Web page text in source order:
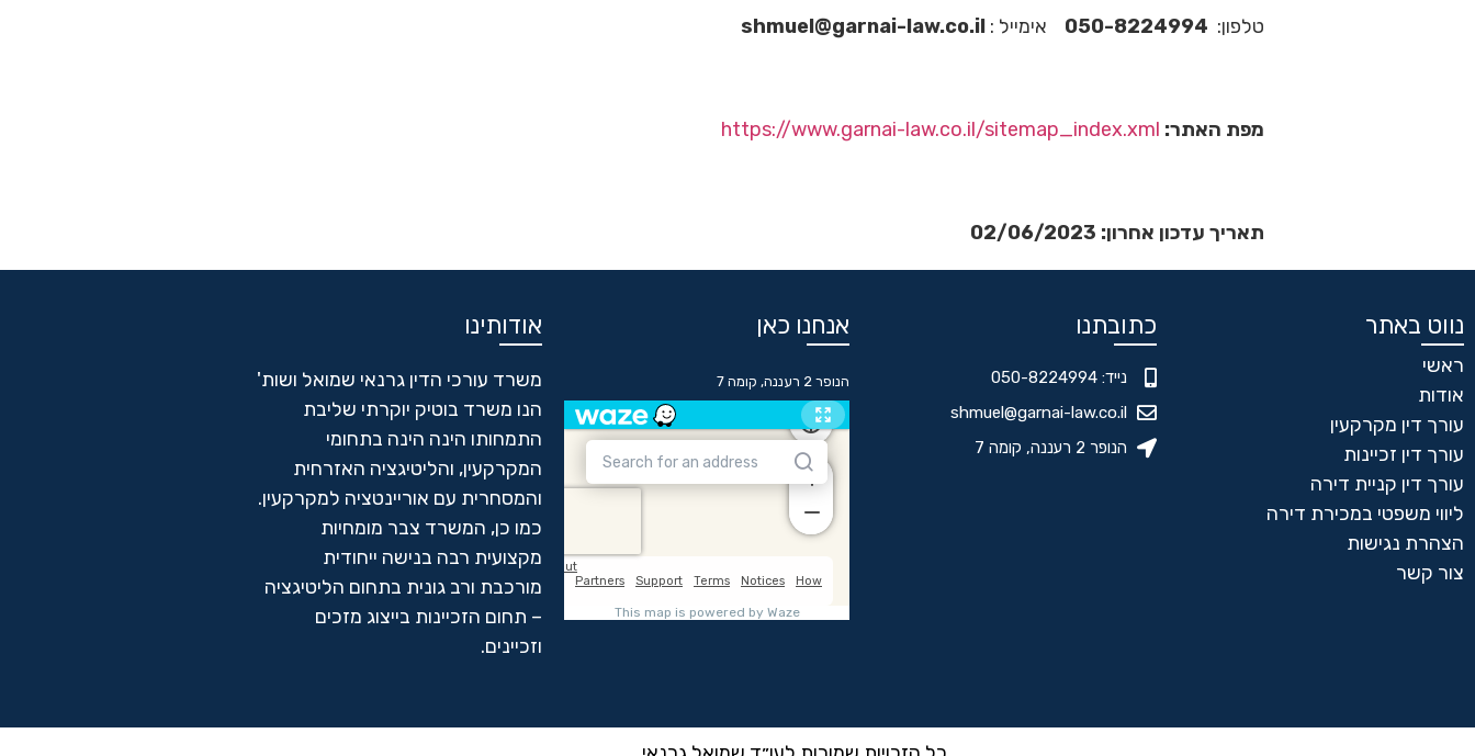
טלפון: 050-8224994 אימייל : shmuel@garnai-law.co.il
מפת האתר: https://www.garnai-law.co.il/sitemap_index.xml
תאריך עדכון אחרון: 02/06/2023
נווט באתר
ראשי
אודות
עורך דין מקרקעין
עורך דין זכיינות
עורך דין קניית דירה
ליווי משפטי במכירת דירה
הצהרת נגישות
צור קשר
כתובתנו
נייד: 050-8224994
shmuel@garnai-law.co.il
הנופר 2 רעננה, קומה 7
אנחנו כאן
הנופר 2 רעננה, קומה 7
אודותינו
משרד עורכי הדין גרנאי שמואל ושות'
הנו משרד בוטיק יוקרתי שליבת
התמחותו הינה הינה בתחומי
המקרקעין, והליטיגציה האזרחית
והמסחרית עם אוריינטציה למקרקעין.
כמו כן, המשרד צבר מומחיות
מקצועית רבה בנישה ייחודית
מורכבת ורב גונית בתחום הליטיגציה
– תחום הזכיינות בייצוג מזכים
וזכיינים.